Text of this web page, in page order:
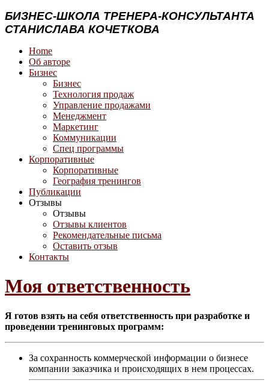
БИЗНЕС-ШКОЛА ТРЕНЕРА-КОНСУЛЬТАНТА
СТАНИСЛАВА КОЧЕТКОВА
Home
Об авторе
Бизнес
Бизнес
Технология продаж
Управление продажами
Менеджмент
Маркетинг
Коммуникации
Спец программы
Корпоративные
Корпоративные
География тренингов
Публикации
Отзывы
Отзывы
Отзывы клиентов
Рекомендательные письма
Оставить отзыв
Контакты
Моя ответственность
Я готов взять на себя ответственность при разработке и
проведении тренинговых программ:
За сохранность коммерческой информации о бизнесе
компании заказчика и происходящих в нем процессах.